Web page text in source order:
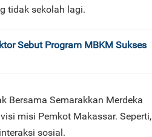
tidak sekolah lagi.
Sebut Program MBKM Sukses
Bersama Semarakkan Merdeka
misi Pemkot Makassar. Seperti,
sosial.